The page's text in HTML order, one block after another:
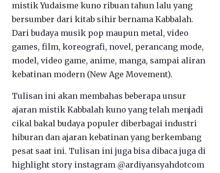
mistik Yudaisme kuno ribuan tahun lalu yang
bersumber dari kitab sihir bernama Kabbalah.
Dari budaya musik pop maupun metal, video
games, film, koreografi, novel, perancang mode,
model, video game, anime, manga, sampai aliran
kebatinan modern (New Age Movement).
Tulisan ini akan membahas beberapa unsur
ajaran mistik Kabbalah kuno yang telah menjadi
cikal bakal budaya populer diberbagai industri
hiburan dan ajaran kebatinan yang berkembang
pesat saat ini. Tulisan ini juga bisa dibaca juga di
highlight story instagram @ardiyansyahdotcom